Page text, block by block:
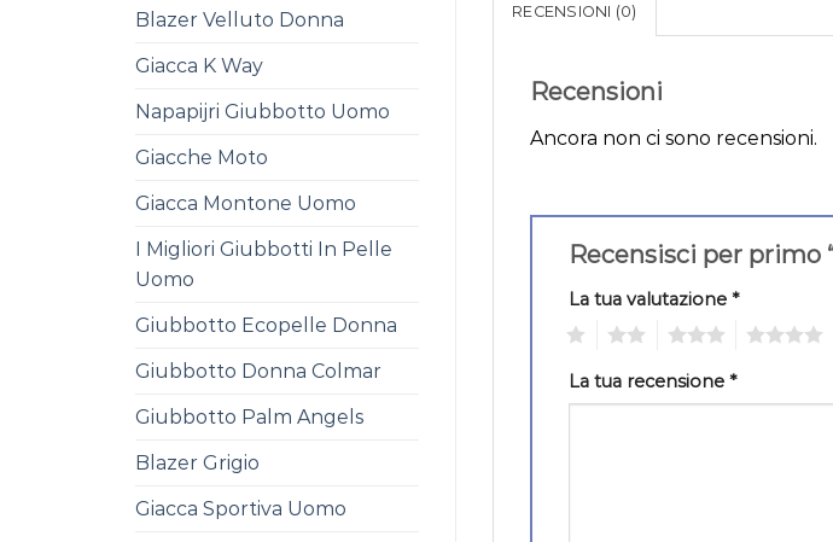
Blazer Velluto Donna
Giacca K Way
Napapijri Giubbotto Uomo
Giacche Moto
Giacca Montone Uomo
I Migliori Giubbotti In Pelle
Uomo
Giubbotto Ecopelle Donna
Giubbotto Donna Colmar
Giubbotto Palm Angels
Blazer Grigio
Giacca Sportiva Uomo
RECENSIONI (0)
Recensioni
Ancora non ci sono recensioni.
Recensisci per
La tua valutazione *
La tua recensione *